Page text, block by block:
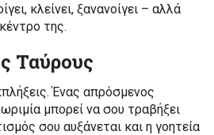
κλείνει, ξανανοίγει – αλλά
της.
Ταύρους
Ένας απρόσμενος
μπορεί να σου τραβήξει
σου αυξάνεται και η γοητεία